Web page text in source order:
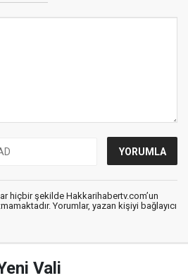
hiçbir şekilde Hakkarihabertv.com’un
Yorumlar, yazan kişiyi bağlayıcı
Vali